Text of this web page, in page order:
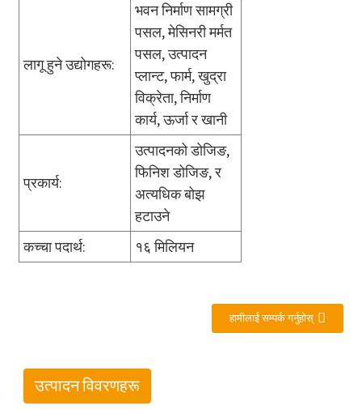
लागू हुने उद्योगहरू:
भवन निर्माण सामग्री
पसल, मेसिनरी मर्मत
पसल, उत्पादन
प्लान्ट, फार्म, खुद्रा
विक्रेता, निर्माण
कार्य, ऊर्जा र खानी
प्रकार्य:
उत्पादनको डोजिङ,
फिनिश डोजिङ, र
अत्यधिक बोझ
हटाउने
कच्चा पदार्थ:
१६ मिलियन
हामीलाई सम्पर्क गर्नुहोस्
उत्पादन विवरणहरू